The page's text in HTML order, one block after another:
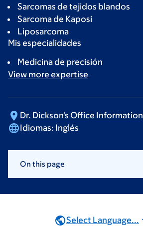
Sarcomas de tejidos blandos
Sarcoma de Kaposi
Liposarcoma
Mis especialidades
Medicina de precisión
View more expertise
Dr. Dickson's Office Information
Idiomas: Inglés
On this page
Select Language...